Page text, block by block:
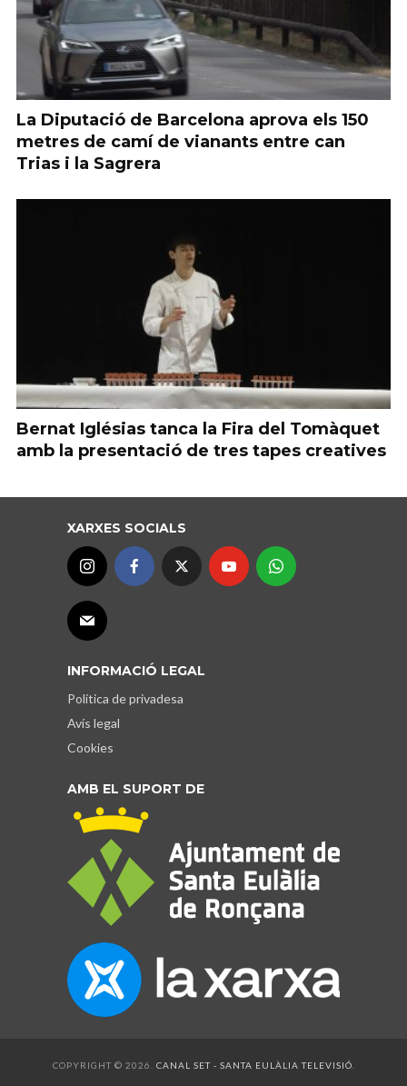
La Diputació de Barcelona aprova els 150
metres de camí de vianants entre can
Trias i la Sagrera
Bernat Iglésias tanca la Fira del Tomàquet
amb la presentació de tres tapes creatives
XARXES SOCIALS
INFORMACIÓ LEGAL
Política de privadesa
Avís legal
Cookies
AMB EL SUPORT DE
COPYRIGHT © 2026. CANAL SET - SANTA EULÀLIA TELEVISIÓ